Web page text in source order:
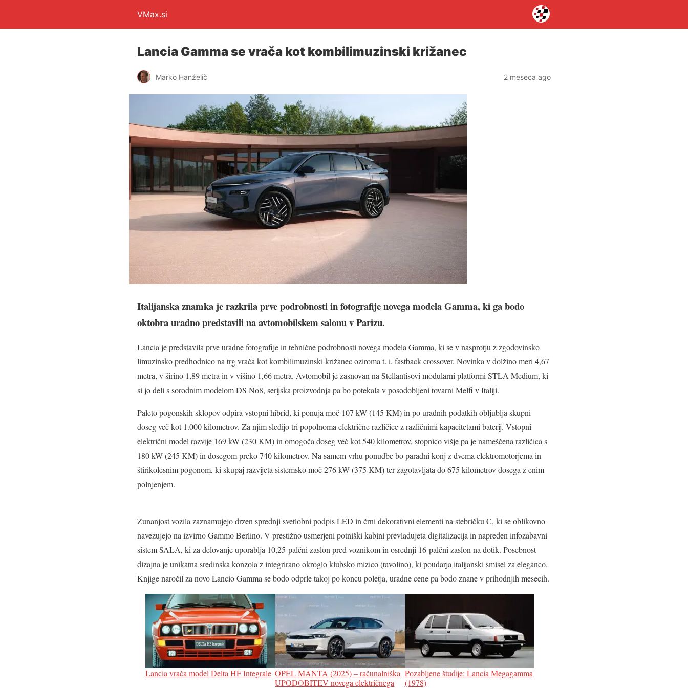
VMax.si
Lancia Gamma se vrača kot kombilimuzinski križanec
Marko Hanželič 2 meseca ago
Italijanska znamka je razkrila prve podrobnosti in fotografije novega modela Gamma, ki ga bodo
oktobra uradno predstavili na avtomobilskem salonu v Parizu.
Lancia je predstavila prve uradne fotografije in tehnične podrobnosti novega modela Gamma, ki se v nasprotju z zgodovinsko
limuzinsko predhodnico na trg vrača kot kombilimuzinski križanec oziroma t. i. fastback crossover. Novinka v dolžino meri 4,67
metra, v širino 1,89 metra in v višino 1,66 metra. Avtomobil je zasnovan na Stellantisovi modularni platformi STLA Medium, ki
si jo deli s sorodnim modelom DS No8, serijska proizvodnja pa bo potekala v posodobljeni tovarni Melfi v Italiji.
Paleto pogonskih sklopov odpira vstopni hibrid, ki ponuja moč 107 kW (145 KM) in po uradnih podatkih obljublja skupni
doseg več kot 1.000 kilometrov. Za njim sledijo tri popolnoma električne različice z različnimi kapacitetami baterij. Vstopni
električni model razvije 169 kW (230 KM) in omogoča doseg več kot 540 kilometrov, stopnico višje pa je nameščena različica s
180 kW (245 KM) in dosegom preko 740 kilometrov. Na samem vrhu ponudbe bo paradni konj z dvema elektromotorjema in
štirikolesnim pogonom, ki skupaj razvijeta sistemsko moč 276 kW (375 KM) ter zagotavljata do 675 kilometrov dosega z enim
polnjenjem.
Zunanjost vozila zaznamujejo drzen sprednji svetlobni podpis LED in črni dekorativni elementi na stebričku C, ki se oblikovno
navezujejo na izvirno Gammo Berlino. V prestižno usmerjeni potniški kabini prevladujeta digitalizacija in napreden infozabavni
sistem SALA, ki za delovanje uporablja 10,25-palčni zaslon pred voznikom in osrednji 16-palčni zaslon na dotik. Posebnost
dizajna je unikatna sredinska konzola z integrirano okroglo klubsko mizico (tavolino), ki poudarja italijanski smisel za eleganco.
Knjige naročil za novo Lancio Gamma se bodo odprle takoj po koncu poletja, uradne cene pa bodo znane v prihodnjih mesecih.
Lancia vrača model Delta HF Integrale OPEL MANTA (2025) – računalniška
UPODOBITEV novega električnega
Pozabljene študije: Lancia Megagamma
(1978)